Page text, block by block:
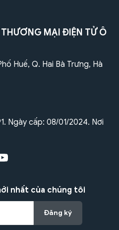
MẠI ĐIỆN TỬ Ô
Huế, Q. Hai Bà Trưng, Hà
Ngày cấp: 08/01/2024. Nơi
nhất của chúng tôi
Đăng ký